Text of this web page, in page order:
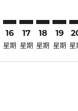
16
星期
17
星期
18
星期
19
星期 星